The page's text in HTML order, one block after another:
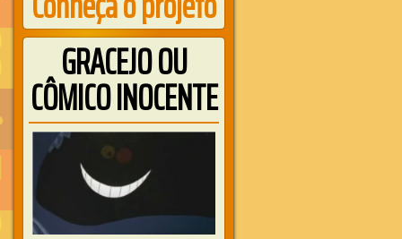
GRACEJO OU
CÔMICO INOCENTE